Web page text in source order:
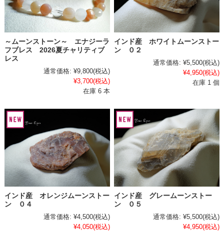
～ムーンストーン～ エナジーラ
フブレス 2026夏チャリティブ
レス
通常価格: ¥9,800(税込)
¥3,700(税込)
在庫 6 本
インド産 ホワイトムーンストー
ン ０２
通常価格: ¥5,500(税込)
¥4,950(税込)
在庫 1 個
インド産 オレンジムーンストー
ン ０４
通常価格: ¥4,500(税込)
¥4,050(税込)
インド産 グレームーンストー
ン ０５
通常価格: ¥5,500(税込)
¥4,950(税込)